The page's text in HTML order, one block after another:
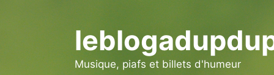
Musique, piafs et billets d'humeur